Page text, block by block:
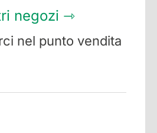
negozi ⇾
nel punto vendita